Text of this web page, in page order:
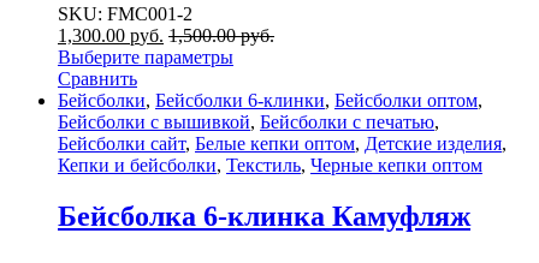
SKU: FMC001-2
1,300.00 руб. 1,500.00руб.
Выберите параметры
Сравнить
Бейсболки, Бейсболки 6-клинки, Бейсболки оптом,
Бейсболки с вышивкой, Бейсболки с печатью,
Бейсболки сайт, Белые кепки оптом, Детские изделия,
Кепки и бейсболки, Текстиль, Черные кепки оптом
Бейсболка 6-клинка Камуфляж